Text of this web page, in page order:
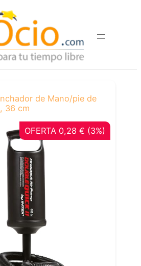
de Mano/pie de
36 cm
OFERTA 0,28 € (3%)